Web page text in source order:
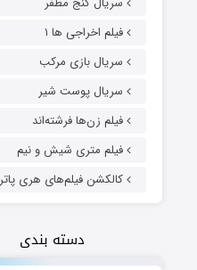
فیلم اخراجی ها ۱
سریال بازی مرکب
سریال پوست شیر
فیلم زن‌ها فرشته‌اند
فیلم متری شیش و نیم
کالکشن فیلم‌های هری پاتر
دسته بندی